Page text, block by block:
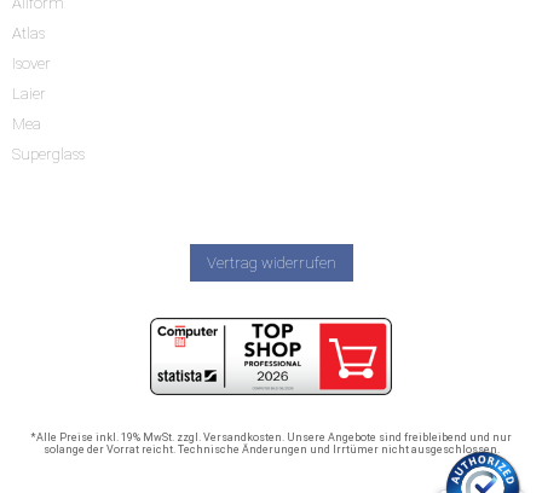
Atlas
Isover
Laier
Mea
Superglass
Vertrag widerrufen
*Alle Preise inkl. 19% MwSt. zzgl. Versandkosten. Unsere Angebote sind freibleibend und nur
solange der Vorrat reicht. Technische Änderungen und Irrtümer nicht ausgeschlossen.